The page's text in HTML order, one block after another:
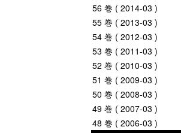
56 巻 ( 2014-03 )
55 巻 ( 2013-03 )
54 巻 ( 2012-03 )
53 巻 ( 2011-03 )
52 巻 ( 2010-03 )
51 巻 ( 2009-03 )
50 巻 ( 2008-03 )
49 巻 ( 2007-03 )
48 巻 ( 2006-03 )